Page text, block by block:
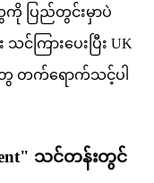
ေကို ပြည်တွင်းမှာပဲ
င်ကြားပေးပြီး UK
က်ရောက်သင့်ပါ
သင်တန်းတွင်